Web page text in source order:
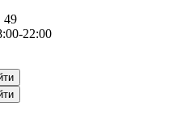
49
22:00